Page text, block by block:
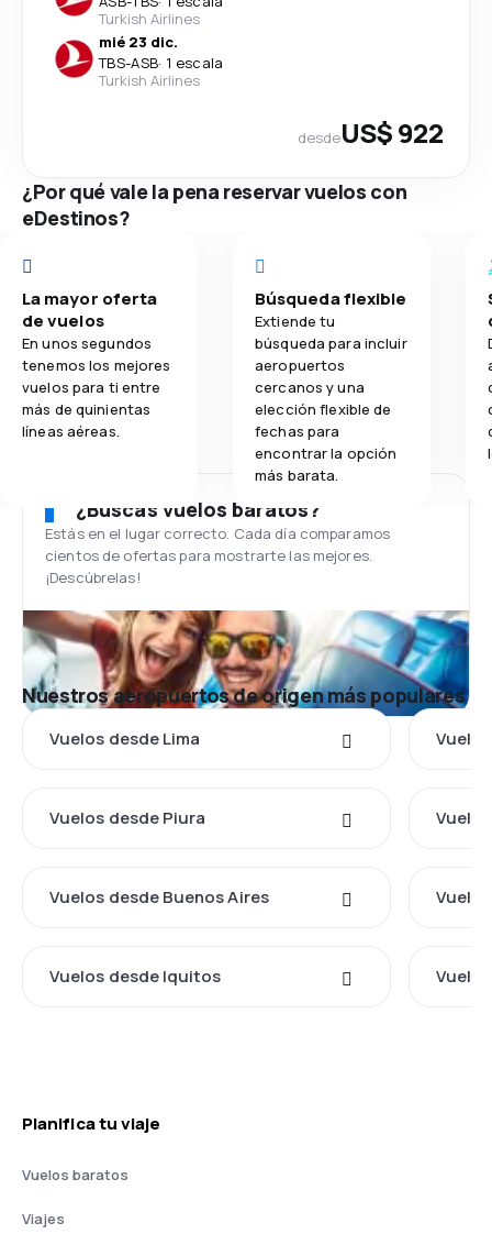
Turkish Airlines
mié 23 dic.
TBS-ASB· 1 escala
Turkish Airlines
desdeUS$ 922
¿Por qué vale la pena reservar vuelos con
eDestinos?
La mayor oferta
de vuelos
En unos segundos
tenemos los mejores
vuelos para ti entre
más de quinientas
líneas aéreas.
Búsqueda flexible
Extiende tu
búsqueda para incluir
aeropuertos
cercanos y una
elección flexible de
fechas para
encontrar la opción
más barata.
¿Buscas vuelos baratos?
Estás en el lugar correcto. Cada día comparamos
cientos de ofertas para mostrarte las mejores.
¡Descúbrelas!
Nuestros aeropuertos de origen más populares
Vuelos desde Lima
Vuelos desde Piura
Vuelos desde Buenos Aires
Vuelos desde Iquitos
Planifica tu viaje
Vuelos baratos
Viajes